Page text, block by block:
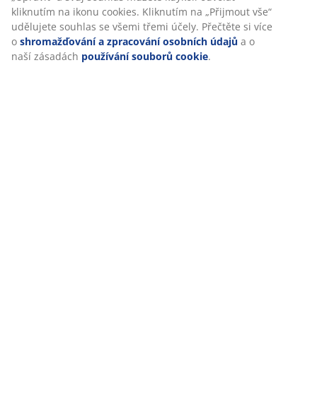
(3)
kliknutím na ikonu cookies. Kliknutím na „Přijmout vše“
udělujete souhlas se všemi třemi účely. Přečtěte si více
o shromažďování a zpracování osobních údajů a o
naší zásadách používání souborů cookie.